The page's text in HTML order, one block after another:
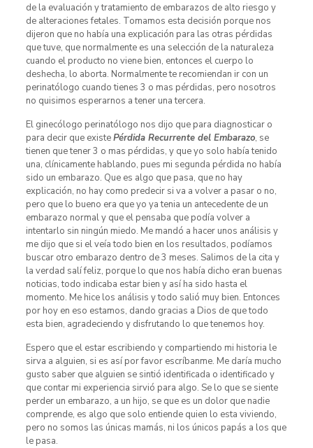
de la evaluación y tratamiento de embarazos de alto riesgo y
de alteraciones fetales. Tomamos esta decisión porque nos
dijeron que no había una explicación para las otras pérdidas
que tuve, que normalmente es una selección de la naturaleza
cuando el producto no viene bien, entonces el cuerpo lo
deshecha, lo aborta. Normalmente te recomiendan ir con un
perinatólogo cuando tienes 3 o mas pérdidas, pero nosotros
no quisimos esperarnos a tener una tercera.
El ginecólogo perinatólogo nos dijo que para diagnosticar o
para decir que existePérdida Recurrente del Embarazo, se
tienen que tener 3 o mas pérdidas, y que yo solo había tenido
una, clínicamente hablando, pues mi segunda pérdida no había
sido un embarazo. Que es algo que pasa, que no hay
explicación, no hay como predecir si va a volver a pasar o no,
pero que lo bueno era que yo ya tenia un antecedente de un
embarazo normal y que el pensaba que podía volver a
intentarlo sin ningún miedo. Me mandó a hacer unos análisis y
me dijo que si el veía todo bien en los resultados, podíamos
buscar otro embarazo dentro de 3 meses. Salimos de la cita y
la verdad salí feliz, porque lo que nos había dicho eran buenas
noticias, todo indicaba estar bien y así ha sido hasta el
momento. Me hice los análisis y todo salió muy bien. Entonces
por hoy en eso estamos, dando gracias a Dios de que todo
esta bien, agradeciendo y disfrutando lo que tenemos hoy.
Espero que el estar escribiendo y compartiendo mi historia le
sirva a alguien, si es así por favor escríbanme. Me daría mucho
gusto saber que alguien se sintió identificada o identificado y
que contar mi experiencia sirvió para algo. Se lo que se siente
perder un embarazo, a un hijo, se que es un dolor que nadie
comprende, es algo que solo entiende quien lo esta viviendo,
pero no somos las únicas mamás, ni los únicos papás a los que
le pasa.